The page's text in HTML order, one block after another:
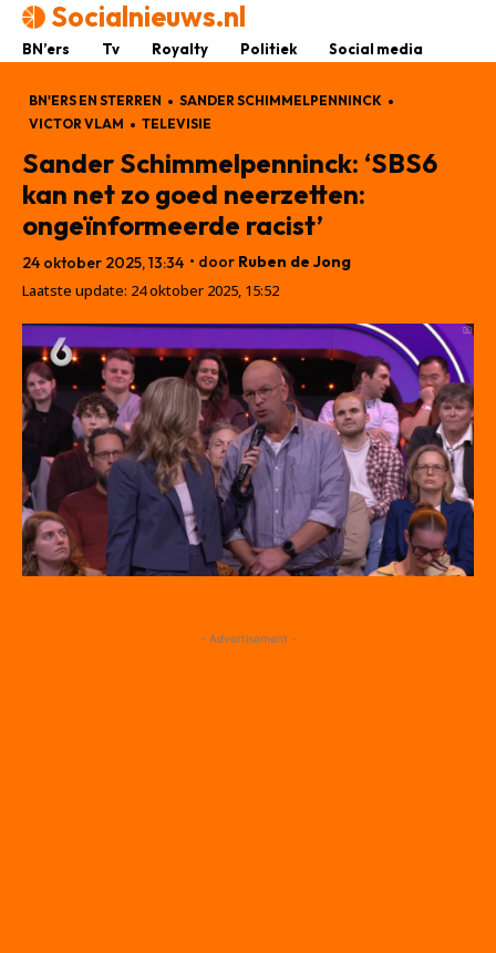
Socialnieuws.nl
BN’ers Tv Royalty Politiek Social media
BN'ERS EN STERREN
SANDER SCHIMMELPENNINCK
VICTOR VLAM
TELEVISIE
Sander Schimmelpenninck: ‘SBS6
kan net zo goed neerzetten:
ongeïnformeerde racist’
24 oktober 2025, 13:34 • door Ruben de Jong
Laatste update: 24 oktober 2025, 15:52
- Advertisement -